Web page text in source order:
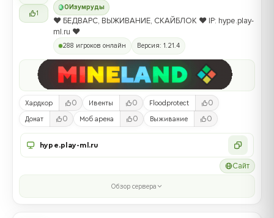
1
0 Изумруды
❤️ БЕДВАРС, ВЫЖИВАНИЕ, СКАЙБЛОК ❤️ IP: hype.play-
ml.ru ❤️
288 игроков онлайн Версия: 1.21.4
Хардкор 0 Ивенты 0 Floodprotect 0
Донат 0 Моб арена 0 Выживание 0
hype.play-ml.ru
Сайт
Обзор сервера